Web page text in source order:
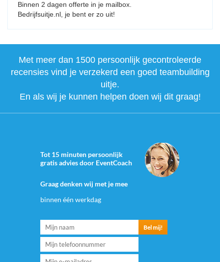
Binnen 2 dagen offerte in je mailbox.
Bedrijfsuitje.nl, je bent er zo uit!
Met meer dan 1500 persoonlijk gecontroleerde
recensies vind je verzekerd een goed teambuilding
uitje.
En als wij je kunnen helpen doen wij dit graag!
Tot 15 minuten persoonlijk
gratis advies door EventCoach
Graag denken wij met je mee
binnen één werkdag